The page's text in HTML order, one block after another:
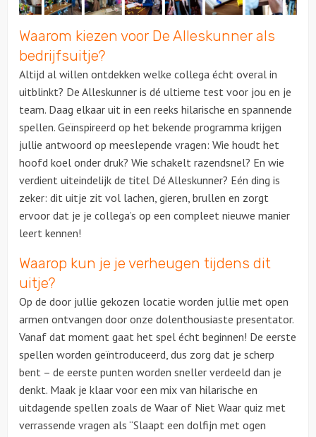
Speurtochten
Dinerspellen
Workshops
Creatieve workshops
Culinaire workshops
Ludieke workshops
Muzikale workshops
Online workshops
Teamtrainingen
Proeverijen
Waarom kiezen voor De Alleskunner als
bedrijfsuitje?
Altijd al willen ontdekken welke collega écht overal in
uitblinkt? De Alleskunner is dé ultieme test voor jou en je
team. Daag elkaar uit in een reeks hilarische en spannende
spellen. Geïnspireerd op het bekende programma krijgen
jullie antwoord op meeslepende vragen: Wie houdt het
hoofd koel onder druk? Wie schakelt razendsnel? En wie
verdient uiteindelijk de titel Dé Alleskunner? Eén ding is
zeker: dit uitje zit vol lachen, gieren, brullen en zorgt
ervoor dat je je collega’s op een compleet nieuwe manier
leert kennen!
Waarop kun je je verheugen tijdens dit
uitje?
Op de door jullie gekozen locatie worden jullie met open
armen ontvangen door onze dolenthousiaste presentator.
Vanaf dat moment gaat het spel écht beginnen! De eerste
spellen worden geïntroduceerd, dus zorg dat je scherp
bent – de eerste punten worden sneller verdeeld dan je
denkt. Maak je klaar voor een mix van hilarische en
uitdagende spellen zoals de Waar of Niet Waar quiz met
verrassende vragen als “Slaapt een dolfijn met ogen